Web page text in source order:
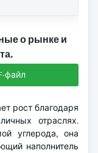
о рынке и
файл
рост благодаря
отраслях.
углерода, она
наполнитель